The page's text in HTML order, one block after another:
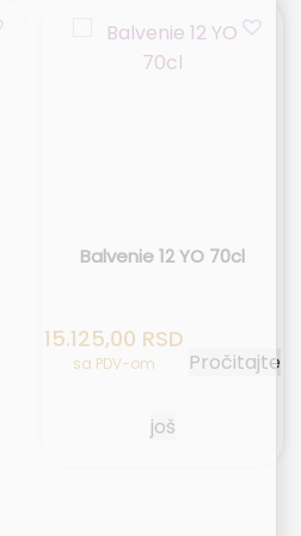
Balvenie 12 YO 70cl
15.125,00 RSD
sa PDV-om Pročitajte
još